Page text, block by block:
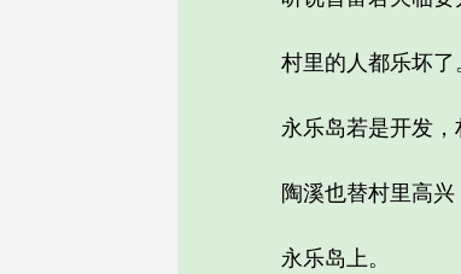
村里的人都乐坏了
永乐岛若是开发，
陶溪也替村里高兴
永乐岛上。